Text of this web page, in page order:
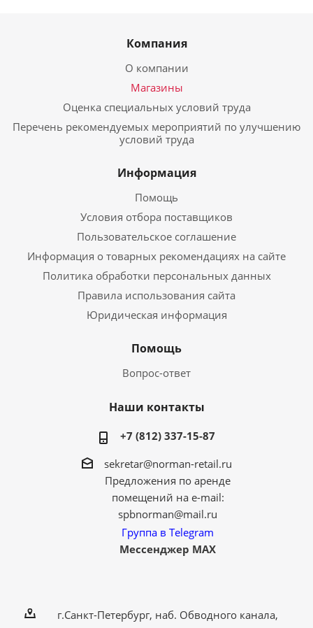
Компания
О компании
Магазины
Оценка специальных условий труда
Перечень рекомендуемых мероприятий по улучшению
условий труда
Информация
Помощь
Условия отбора поставщиков
Пользовательское соглашение
Информация о товарных рекомендациях на сайте
Политика обработки персональных данных
Правила использования сайта
Юридическая информация
Помощь
Вопрос-ответ
Наши контакты
+7 (812) 337-15-87
sekretar@norman-retail.ru
Предложения по аренде
помещений на e-mail:
spbnorman@mail.ru
Группа в Telegram
Мессенджер MAX
г.Санкт-Петербург, наб. Обводного канала,